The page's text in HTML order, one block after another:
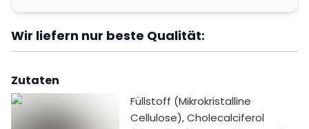
Wir liefern nur beste Qualität:
Zutaten
Füllstoff (Mikrokristalline
Cellulose), Cholecalciferol